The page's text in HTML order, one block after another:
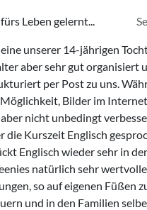
Leben gelernt...
unserer 14-jährigen
aber sehr gut organisiert
per Post zu uns.
Bilder im
nicht unbedingt
die Kurszeit Englisch
Englisch wieder sehr in
natürlich sehr wertvolle
so auf eigenen Füßen
und in den Familien